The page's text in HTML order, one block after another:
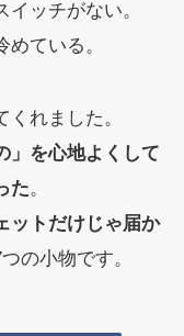
ッチがない。
ている。
れました。
」を心地よくして
た。
ットだけじゃ届か
の小物です。